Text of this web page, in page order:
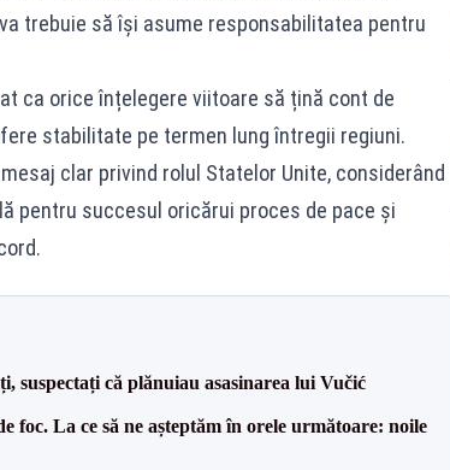
trebuie să își asume responsabilitatea pentru
ca orice înțelegere viitoare să țină cont de
stabilitate pe termen lung întregii regiuni.
clar privind rolul Statelor Unite, considerând
pentru succesul oricărui proces de pace și
suspectați că plănuiau asasinarea lui Vučić
foc. La ce să ne așteptăm în orele următoare: noile